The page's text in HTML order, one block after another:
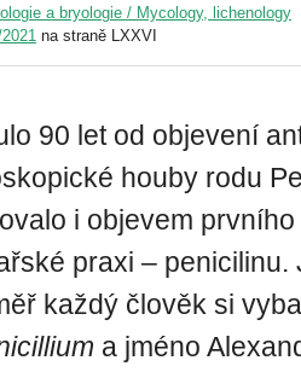
a bryologie / Mycology, lichenology
na straně LXXVI
90 let od objevení
houby rodu
i objevem
praxi – penicilinu.
každý člověk si
a jméno